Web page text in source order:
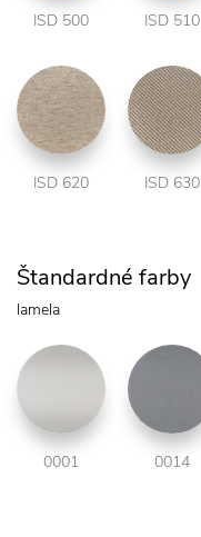
ISD 500 ISD 510
ISD 620 ISD 630
Štandardné farby
lamela
0001 0014